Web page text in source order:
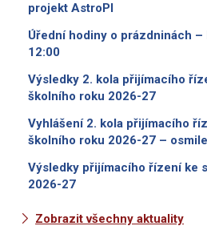
projekt AstroPI
Úřední hodiny o prázdninách
12:00
Výsledky 2. kola přijímacího
školního roku 2026-27
Vyhlášení 2. kola přijímacího
školního roku 2026-27 –
Výsledky přijímacího řízení ke
2026-27
Zobrazit všechny aktuality